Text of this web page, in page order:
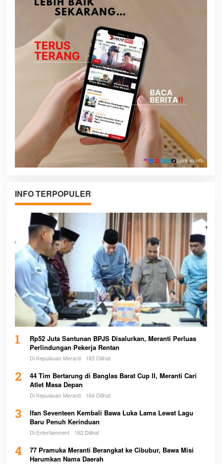
INFO TERPOPULER
1
Rp52 Juta Santunan BPJS Disalurkan, Meranti Perluas
Perlindungan Pekerja Rentan
Di Kepulauan Meranti 165 Dilihat
2
44 Tim Bertarung di Banglas Barat Cup II, Meranti Cari
Atlet Masa Depan
Di Kepulauan Meranti 164 Dilihat
3
Ifan Seventeen Kembali Bawa Luka Lama Lewat Lagu
Baru Penuh Kerinduan
Di Entertainment 162 Dilihat
4
77 Pramuka Meranti Berangkat ke Cibubur, Bawa Misi
Harumkan Nama Daerah